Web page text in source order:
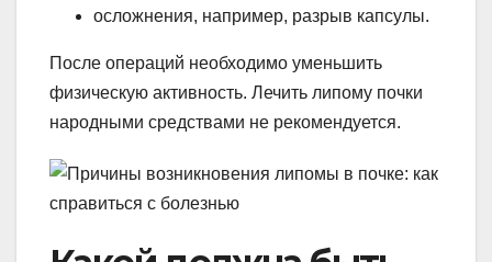
осложнения, например, разрыв капсулы.
После операций необходимо уменьшить
физическую активность. Лечить липому почки
народными средствами не рекомендуется.